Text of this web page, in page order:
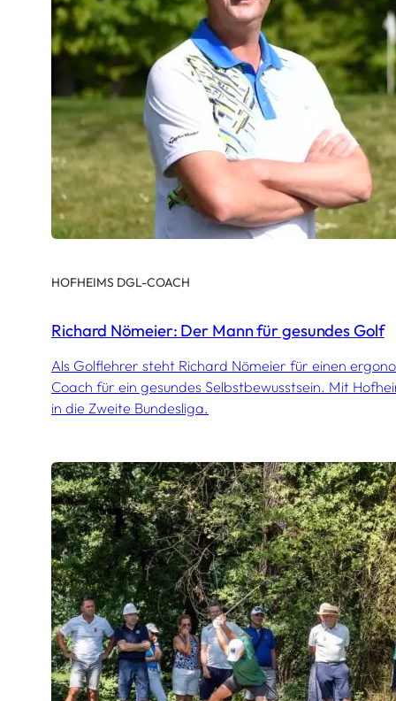
HOFHEIMS DGL-COACH
Richard Nömeier: Der Mann für gesundes Golf
Als Golflehrer steht Richard Nömeier für einen
Coach für ein gesundes Selbstbewusstsein. Mit
in die Zweite Bundesliga.